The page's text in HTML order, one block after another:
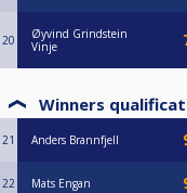
20
Øyvind Grindstein
Vinje
Winners
21 Anders Brannfjell
22 Mats Engan